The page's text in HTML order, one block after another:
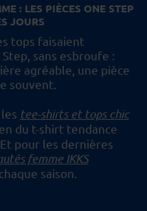
: LES PIÈCES ONE STEP
JOURS
tops faisaient
sans esbroufe :
agréable, une pièce
souvent.
tee-shirts et tops chic
du t-shirt tendance
Et pour les dernières
femme IKKS
saison.